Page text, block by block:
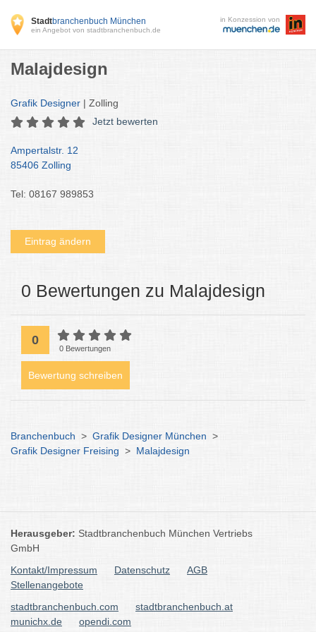
Stadtbranchenbuch München
ein Angebot von stadtbranchenbuch.de
in Konzession von
Malajdesign
Grafik Designer | Zolling
Jetzt bewerten
Ampertalstr. 12
85406 Zolling
Tel: 08167 989853
Eintrag ändern
0 Bewertungen zu Malajdesign
0
0 Bewertungen
Bewertung schreiben
Branchenbuch > Grafik Designer München >
Grafik Designer Freising > Malajdesign
Herausgeber: Stadtbranchenbuch München Vertriebs
GmbH
Kontakt/Impressum
Datenschutz
AGB
Stellenangebote
stadtbranchenbuch.com
stadtbranchenbuch.at
munichx.de
opendi.com